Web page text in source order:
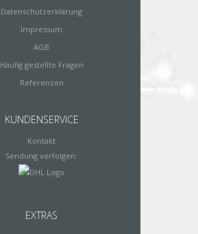
Datenschutzerklärung
Impressum
AGB
Häufig gestellte Fragen
Referenzen
KUNDENSERVICE
Kontakt
Sendung verfolgen:
EXTRAS